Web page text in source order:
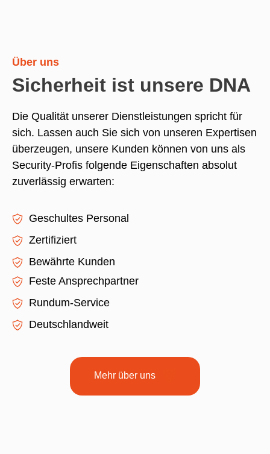
Über uns
Sicherheit ist unsere DNA
Die Qualität unserer Dienstleistungen spricht für
sich. Lassen auch Sie sich von unseren Expertisen
überzeugen, unsere Kunden können von uns als
Security-Profis folgende Eigenschaften absolut
zuverlässig erwarten:
Geschultes Personal
Zertifiziert
Bewährte Kunden
Feste Ansprechpartner
Rundum-Service
Deutschlandweit
Mehr über uns